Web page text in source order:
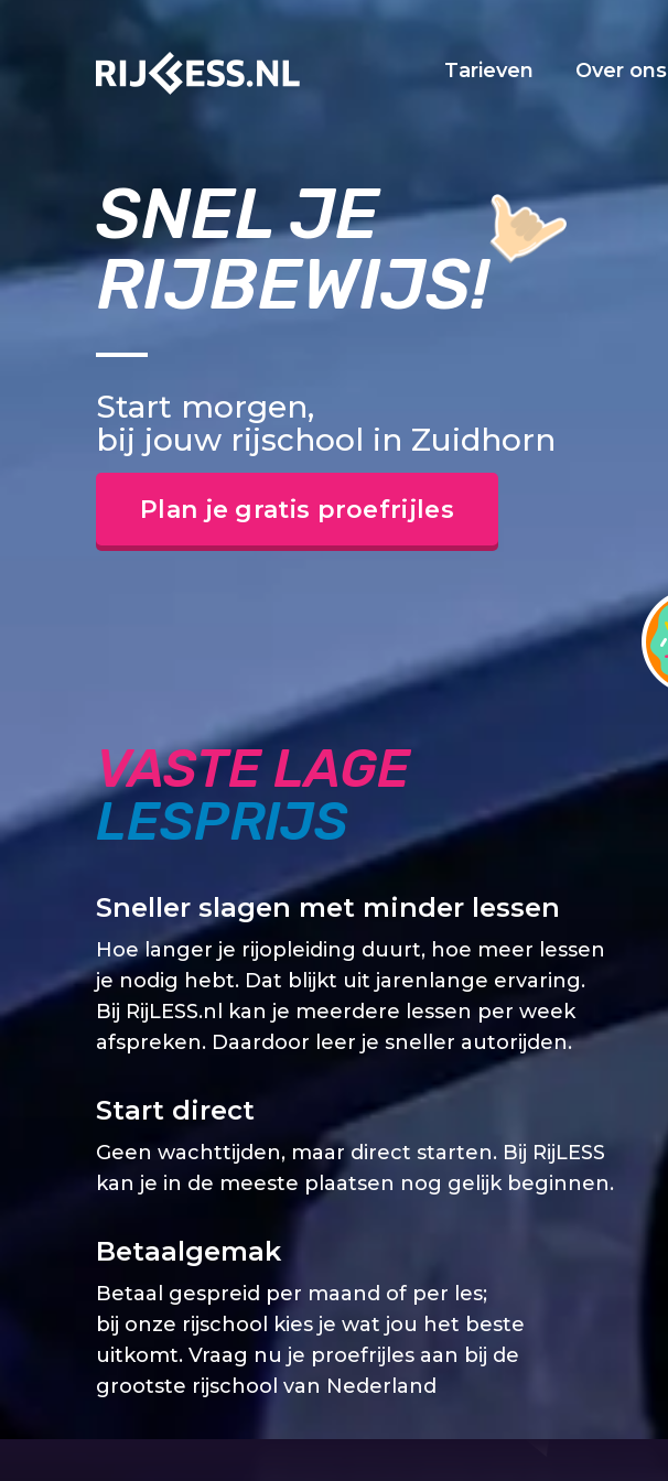
Tarieven Over ons
SNEL JE
RIJBEWIJS!
Start morgen,
bij jouw rijschool in Zuidhorn
Plan je gratis proefrijles
VASTE LAGE
LESPRIJS
Sneller slagen met minder lessen
Hoe langer je rijopleiding duurt, hoe meer lessen
je nodig hebt. Dat blijkt uit jarenlange ervaring.
Bij RijLESS.nl kan je meerdere lessen per week
afspreken. Daardoor leer je sneller autorijden.
Start direct
Geen wachttijden, maar direct starten. Bij RijLESS
kan je in de meeste plaatsen nog gelijk beginnen.
Betaalgemak
Betaal gespreid per maand of per les;
bij onze rijschool kies je wat jou het beste
uitkomt. Vraag nu je proefrijles aan bij de
grootste rijschool van Nederland